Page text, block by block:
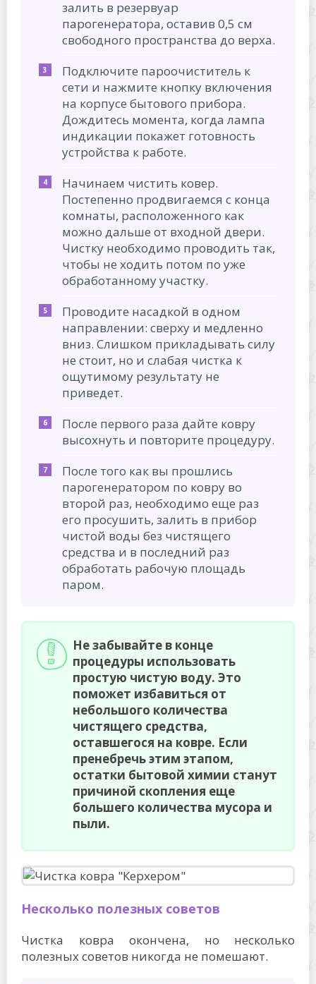
залить в резервуар
парогенератора, оставив 0,5 см
свободного пространства до верха.
Подключите пароочиститель к
сети и нажмите кнопку включения
на корпусе бытового прибора.
Дождитесь момента, когда лампа
индикации покажет готовность
устройства к работе.
Начинаем чистить ковер.
Постепенно продвигаемся с конца
комнаты, расположенного как
можно дальше от входной двери.
Чистку необходимо проводить так,
чтобы не ходить потом по уже
обработанному участку.
Проводите насадкой в одном
направлении: сверху и медленно
вниз. Слишком прикладывать силу
не стоит, но и слабая чистка к
ощутимому результату не
приведет.
После первого раза дайте ковру
высохнуть и повторите процедуру.
После того как вы прошлись
парогенератором по ковру во
второй раз, необходимо еще раз
его просушить, залить в прибор
чистой воды без чистящего
средства и в последний раз
обработать рабочую площадь
паром.
Не забывайте в конце
процедуры использовать
простую чистую воду. Это
поможет избавиться от
небольшого количества
чистящего средства,
оставшегося на ковре. Если
пренебречь этим этапом,
остатки бытовой химии станут
причиной скопления еще
большего количества мусора и
пыли.
Несколько полезных советов
Чистка ковра окончена, но несколько
полезных советов никогда не помешают.